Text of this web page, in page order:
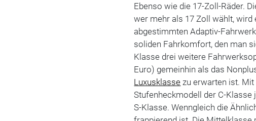
Ebenso wie die 17-Zoll-Räder.
wer mehr als 17 Zoll wählt,
abgestimmten Adaptiv-
soliden Fahrkomfort, den man
Klasse drei weitere
Euro) gemeinhin als das
Luxusklasse zu erwarten ist.
Stufenheckmodell der C-
S-Klasse. Wenngleich die